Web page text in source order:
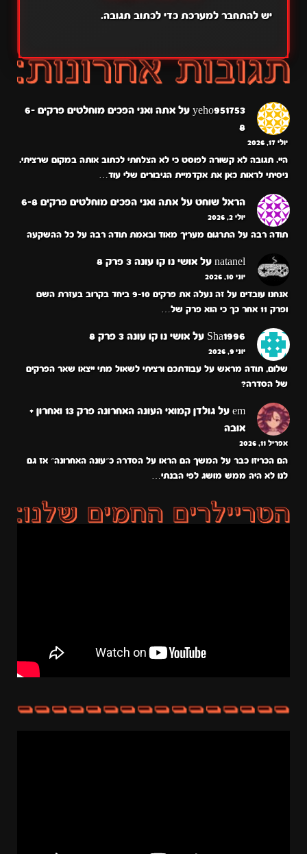
יש להתחבר למערכתכדי לכתוב תגובה.
yeho951753 על
אתה ואני הפכים מוחלטים פרקים 6-
8
יולי 17, 2026
היי. תגובה לא קשורה לפוסט כי לא הצלחתי לכתוב אותה במקום שרציתי.
ניסיתי לראות כאן את אקדמיית הגיבורים שלי עוד…
הראל שוחט על אתה ואני הפכים מוחלטים פרקים 6-8
יולי 2, 2026
תודה רבה על התרגום מעריך מאוד ובאמת תודה רבה על כל ההשקעה
natanel על אושי נו קו עונה 3 פרק 8
יוני 10, 2026
אנחנו עובדים על זה נעלה את פרקים 9-10 ביחד בקרוב בעזרת השם
ופרק 11 אחר כך כי הוא פרק של…
Sha1996 על אושי נו קו עונה 3 פרק 8
יוני 9, 2026
שלום, תודה מראש על עבודתכם ורציתי לשאול מתי ייצאו שאר הפרקים
של הסדרה?
em על
גולדן קמואי העונה האחרונה פרק 13 ואחרון +
אובה
אפריל 11, 2026
הם הכריזו כבר על המשך הם הראו על הסדרה כ״עונה האחרונה״ אז גם
לנו לא היה ממש מושג לפי הבנתי…